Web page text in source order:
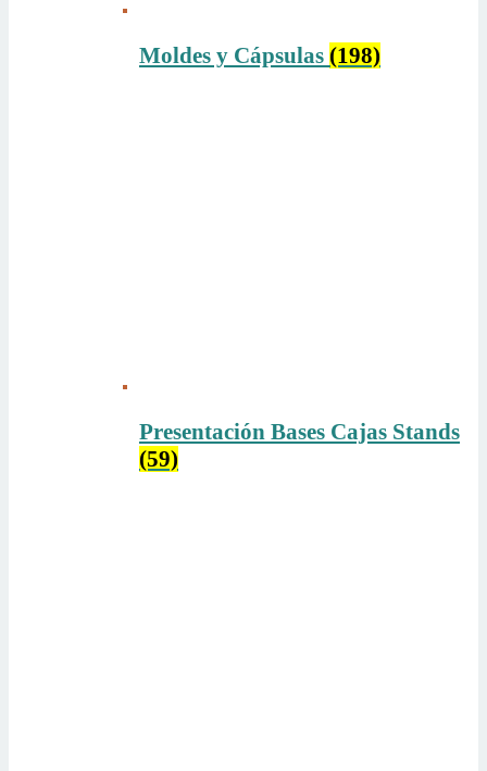
Moldes y Cápsulas (198)
Presentación Bases Cajas Stands
(59)